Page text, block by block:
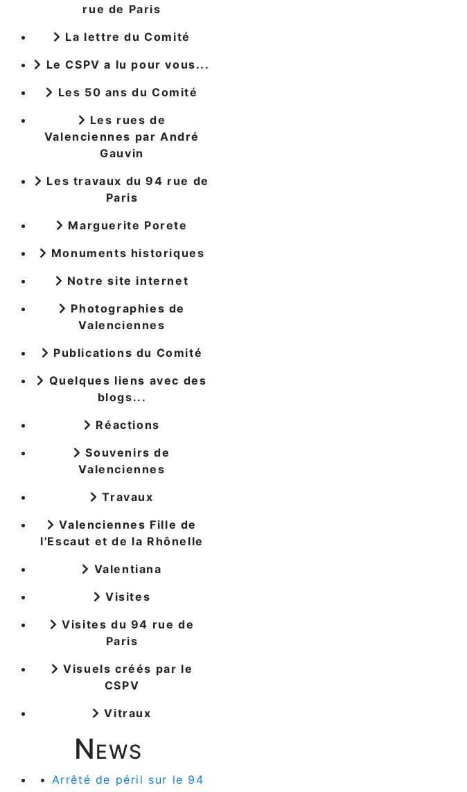
rue de Paris
La lettre du Comité
Le CSPV a lu pour vous...
Les 50 ans du Comité
Les rues de
Valenciennes par André
Gauvin
Les travaux du 94 rue de
Paris
Marguerite Porete
Monuments historiques
Notre site internet
Photographies de
Valenciennes
Publications du Comité
Quelques liens avec des
blogs...
Réactions
Souvenirs de
Valenciennes
Travaux
Valenciennes Fille de
l'Escaut et de la Rhônelle
Valentiana
Visites
Visites du 94 rue de
Paris
Visuels créés par le
CSPV
Vitraux
News
• Arrêté de péril sur le 94